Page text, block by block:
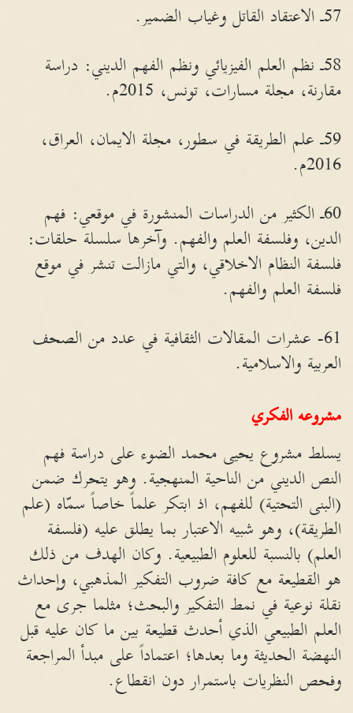
57ـ الاعتقاد القاتل وغياب الضمير.
58ـ نظم العلم الفيزيائي ونظم الفهم الديني: دراسة
مقارنة، مجلة مسارات، تونس، 2015م.
59ـ علم الطريقة في سطور، مجلة الايمان، العراق،
2016م.
60ـ الكثير من الدراسات المنشورة في موقعي: فهم
الدين، وفلسفة العلم والفهم. وآخرها سلسلة حلقات:
فلسفة النظام الاخلاقي، والتي مازالت تنشر في موقع
فلسفة العلم والفهم.
61- عشرات المقالات الثقافية في عدد من الصحف
العربية والاسلامية.
مشروعه الفكري
يسلط مشروع يحيى محمد الضوء على دراسة فهم
النص الديني من الناحية المنهجية. وهو يتحرك ضمن
(البنى التحتية) للفهم، اذ ابتكر علماً خاصاً سمّاه (علم
الطريقة)، وهو شبيه الاعتبار بما يطلق عليه (فلسفة
العلم) بالنسبة للعلوم الطبيعية. وكان الهدف من ذلك
هو القطيعة مع كافة ضروب التفكير المذهبي، وإحداث
نقلة نوعية في نمط التفكير والبحث؛ مثلما جرى مع
العلم الطبيعي الذي أحدث قطيعة بين ما كان عليه قبل
النهضة الحديثة وما بعدها؛ اعتماداً على مبدأ المراجعة
وفحص النظريات باستمرار دون انقطاع.